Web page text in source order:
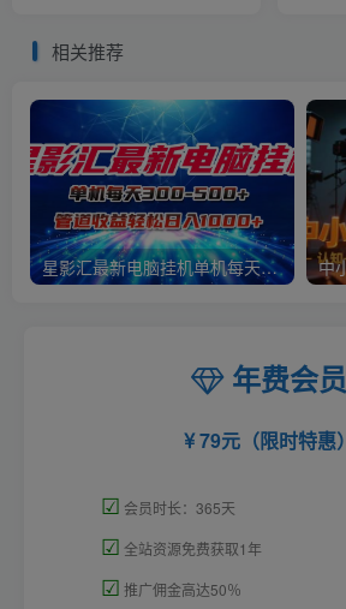
相关推荐
星影汇最新电脑挂机单机每天300+团队管道收益轻松日入1000+
年费会员
79元（限时特惠）
☑ 会员时长：365天
☑ 全站资源免费获取1年
☑ 推广佣金高达50％